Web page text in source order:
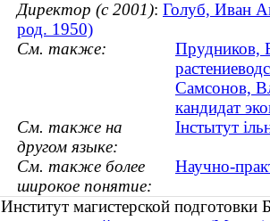
Директор (с 2001): Голуб, Иван
род. 1950)
См. также:
Прудников,
Самсонов,
кандидат
См. также на
другом языке:
Інстытут
См. также более
широкое понятие:
Научно-
Институт магистерской